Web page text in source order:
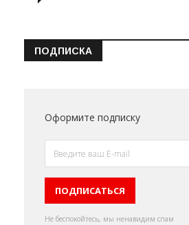
ПОДПИСКА
Оформите подписку
Не беспокойтесь, мы ненавидим спам